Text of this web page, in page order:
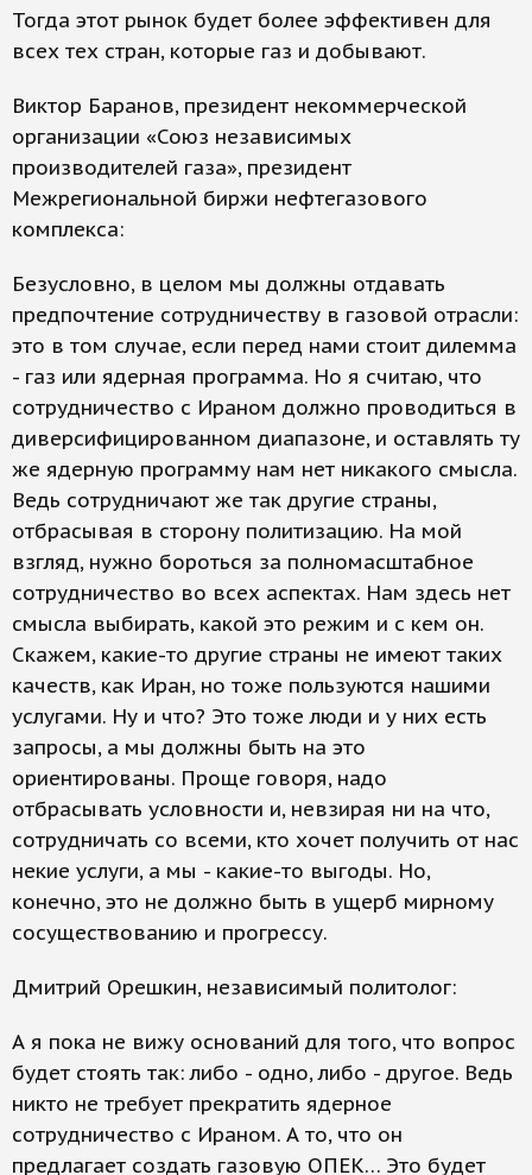
Тогда этот рынок будет более эффективен для
всех тех стран, которые газ и добывают.
Виктор Баранов, президент некоммерческой
организации «Союз независимых
производителей газа», президент
Межрегиональной биржи нефтегазового
комплекса:
Безусловно, в целом мы должны отдавать
предпочтение сотрудничеству в газовой отрасли:
это в том случае, если перед нами стоит дилемма
- газ или ядерная программа. Но я считаю, что
сотрудничество с Ираном должно проводиться в
диверсифицированном диапазоне, и оставлять ту
же ядерную программу нам нет никакого смысла.
Ведь сотрудничают же так другие страны,
отбрасывая в сторону политизацию. На мой
взгляд, нужно бороться за полномасштабное
сотрудничество во всех аспектах. Нам здесь нет
смысла выбирать, какой это режим и с кем он.
Скажем, какие-то другие страны не имеют таких
качеств, как Иран, но тоже пользуются нашими
услугами. Ну и что? Это тоже люди и у них есть
запросы, а мы должны быть на это
ориентированы. Проще говоря, надо
отбрасывать условности и, невзирая ни на что,
сотрудничать со всеми, кто хочет получить от нас
некие услуги, а мы - какие-то выгоды. Но,
конечно, это не должно быть в ущерб мирному
сосуществованию и прогрессу.
Дмитрий Орешкин, независимый политолог:
А я пока не вижу оснований для того, что вопрос
будет стоять так: либо - одно, либо - другое. Ведь
никто не требует прекратить ядерное
сотрудничество с Ираном. А то, что он
предлагает создать газовую ОПЕК… Это будет